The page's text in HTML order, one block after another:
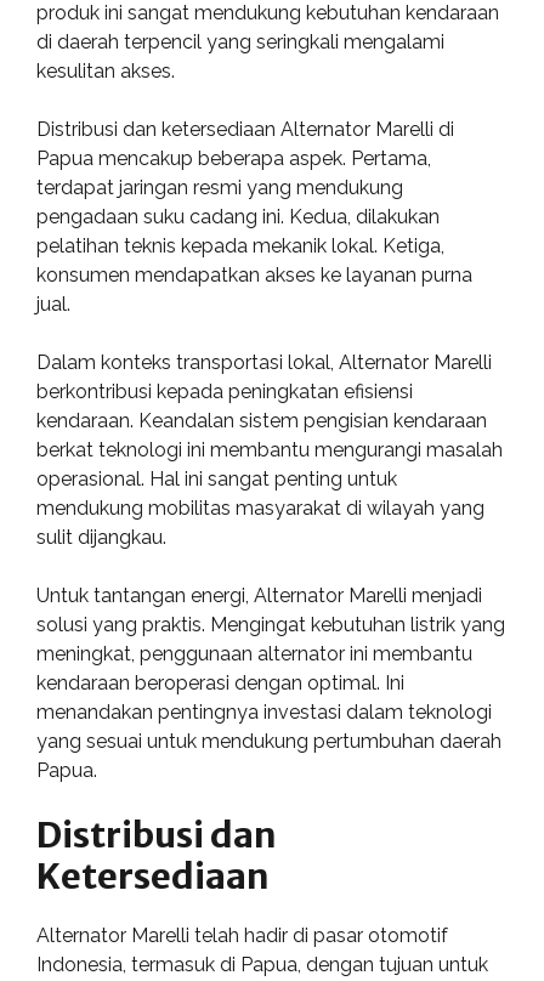
produk ini sangat mendukung kebutuhan kendaraan
di daerah terpencil yang seringkali mengalami
kesulitan akses.
Distribusi dan ketersediaan Alternator Marelli di
Papua mencakup beberapa aspek. Pertama,
terdapat jaringan resmi yang mendukung
pengadaan suku cadang ini. Kedua, dilakukan
pelatihan teknis kepada mekanik lokal. Ketiga,
konsumen mendapatkan akses ke layanan purna
jual.
Dalam konteks transportasi lokal, Alternator Marelli
berkontribusi kepada peningkatan efisiensi
kendaraan. Keandalan sistem pengisian kendaraan
berkat teknologi ini membantu mengurangi masalah
operasional. Hal ini sangat penting untuk
mendukung mobilitas masyarakat di wilayah yang
sulit dijangkau.
Untuk tantangan energi, Alternator Marelli menjadi
solusi yang praktis. Mengingat kebutuhan listrik yang
meningkat, penggunaan alternator ini membantu
kendaraan beroperasi dengan optimal. Ini
menandakan pentingnya investasi dalam teknologi
yang sesuai untuk mendukung pertumbuhan daerah
Papua.
Distribusi dan
Ketersediaan
Alternator Marelli telah hadir di pasar otomotif
Indonesia, termasuk di Papua, dengan tujuan untuk